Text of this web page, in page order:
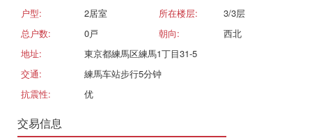
户型:
2居室 所在楼层:
3/3层
总户数:
0戸 朝向:
西北
地址:
東京都練馬区練馬1丁目31-5
交通:
練馬车站步行5分钟
抗震性:
优
交易信息